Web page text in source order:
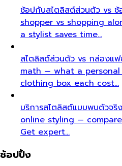
ช้อปกับสไตลิสต์ส่วนตัว vs ช้
shopper vs shopping
a stylist saves time…
สไตลิสต์ส่วนตัว vs กล่องแฟ
math — what a
clothing box each cost…
บริการสไตลิสต์แบบพบตัวจริ
online styling —
Get expert…
ช้อปปิ้ง